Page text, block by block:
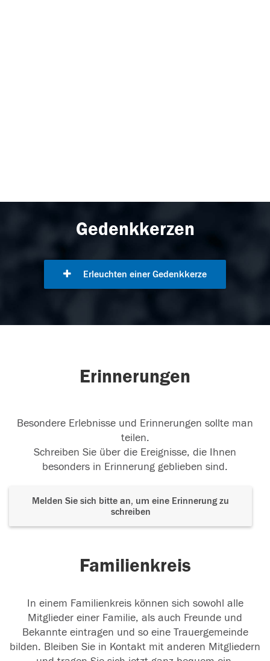
Gedenkkerzen
Erleuchten einer Gedenkkerze
Erinnerungen
Besondere Erlebnisse und Erinnerungen sollte man
teilen.
Schreiben Sie über die Ereignisse, die Ihnen
besonders in Erinnerung geblieben sind.
Melden Sie sich bitte an, um eine Erinnerung zu
schreiben
Familienkreis
In einem Familienkreis können sich sowohl alle
Mitglieder einer Familie, als auch Freunde und
Bekannte eintragen und so eine Trauergemeinde
bilden. Bleiben Sie in Kontakt mit anderen Mitgliedern